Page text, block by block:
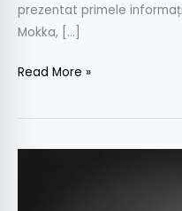
prezentat primele
Mokka, […]
Read More »